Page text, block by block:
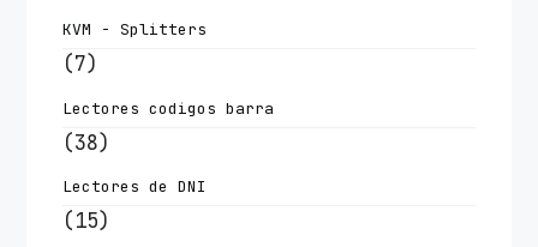
KVM - Splitters
(7)
Lectores codigos barra
(38)
Lectores de DNI
(15)